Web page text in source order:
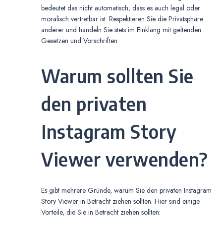
bedeutet das nicht automatisch, dass es auch legal oder
moralisch vertretbar ist. Respektieren Sie die Privatsphäre
anderer und handeln Sie stets im Einklang mit geltenden
Gesetzen und Vorschriften.
Warum sollten Sie
den privaten
Instagram Story
Viewer verwenden?
Es gibt mehrere Gründe, warum Sie den privaten Instagram
Story Viewer in Betracht ziehen sollten. Hier sind einige
Vorteile, die Sie in Betracht ziehen sollten: